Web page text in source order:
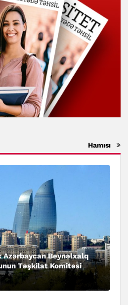
Hamısı
Azərbaycan Beynəlxalq
Təşkilat Komitəsi